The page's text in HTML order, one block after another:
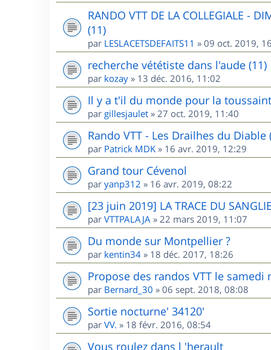
RANDO VTT DE LA COLLEGIALE -
(11)
par LESLACETSDEFAITS11 » 09 oct. 2019,
recherche vététiste dans l'aude (11)
par kozay » 13 déc. 2016, 11:02
Il y a t'il du monde pour la
par gillesjaulet » 27 oct. 2019, 11:40
Rando VTT - Les Drailhes du Diable
par Patrick MDK » 16 avr. 2019, 12:29
Grand tour Cévenol
par yanp312 » 16 avr. 2019, 08:22
[23 juin 2019] LA TRACE DU
par VTTPALAJA » 22 mars 2019, 11:07
Du monde sur Montpellier ?
par kentin34 » 18 déc. 2017, 18:26
Propose des randos VTT le
par Bernard_30 » 06 sept. 2018, 08:08
Sortie nocturne' 34120'
par VV. » 18 févr. 2016, 08:54
Vous roulez dans l 'herault